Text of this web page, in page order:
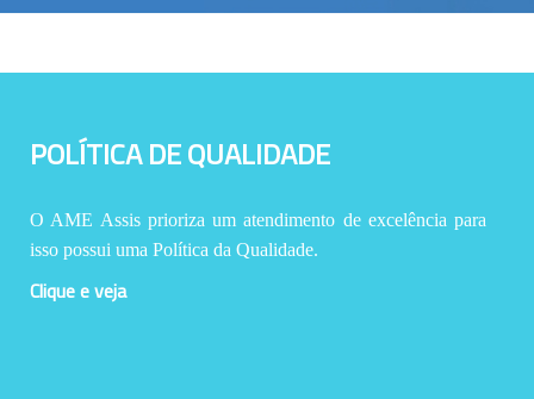
POLÍTICA DE QUALIDADE
O AME Assis prioriza um atendimento de excelência para
isso possui uma Política da Qualidade.
Clique e veja